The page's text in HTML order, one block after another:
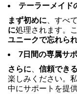
テーラーメイド
まず初めに、すべ
に処理されます。
ユニークで忘れら
7日間の専属サ
さらに、 信頼でき
楽しみください。
中にサポートを提供